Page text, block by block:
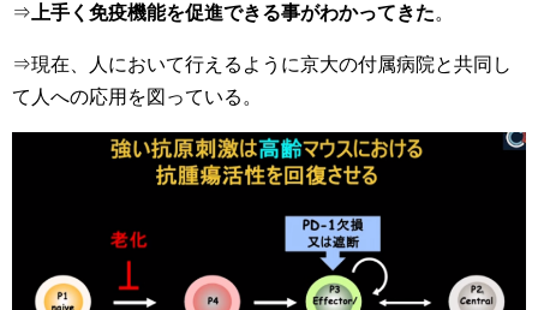
⇒ 上手く免疫機能を促進できる事がわかってきた。
⇒現在、人において行えるように京大の付属病院と共同し
て人への応用を図っている。